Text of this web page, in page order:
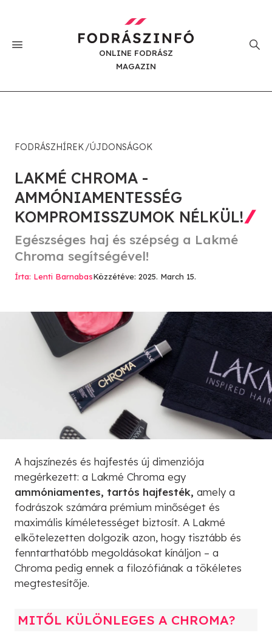
ONLINE FODRÁSZ
MAGAZIN
FODRÁSZHÍREK ÚJDONSÁGOK
LAKMÉ CHROMA -
AMMÓNIAMENTESSÉG
KOMPROMISSZUMOK NÉLKÜL!
Egészséges haj és szépség a Lakmé
Chroma segítségével!
Írta: Lenti BarnabasKözzétéve: 2025. March 15.
A hajszínezés és hajfestés új dimenziója
megérkezett: a Lakmé Chroma egy
ammóniamentes, tartós hajfesték, amely a
fodrászok számára prémium minőséget és
maximális kíméletességet biztosít. A Lakmé
elkötelezetten dolgozik azon, hogy tisztább és
fenntarthatóbb megoldásokat kínáljon – a
Chroma pedig ennek a filozófiának a tökéletes
megtestesítője.
MITŐL KÜLÖNLEGES A CHROMA?